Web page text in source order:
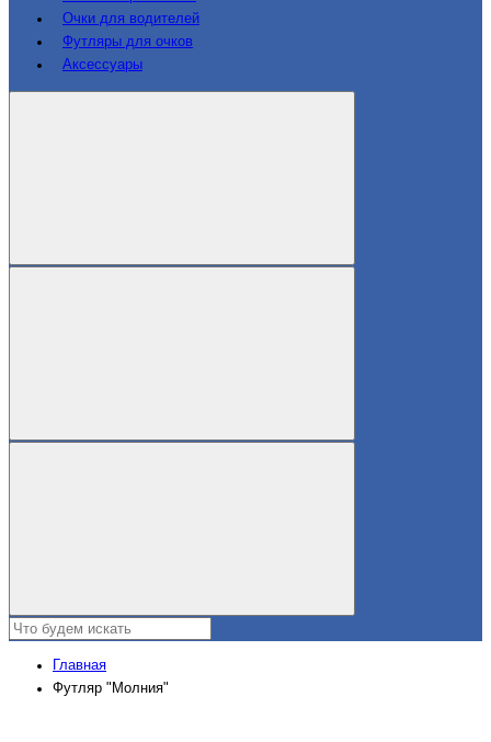
Очки для водителей
Футляры для очков
Аксессуары
Главная
Футляр "Молния"